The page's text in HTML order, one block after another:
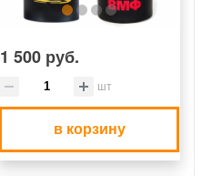
1 500 руб.
шт
в корзину